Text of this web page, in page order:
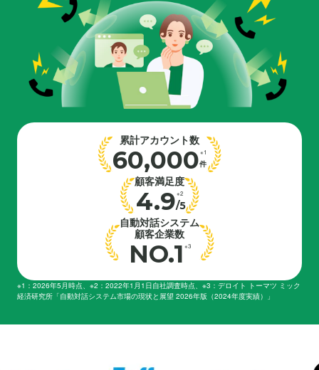
累計アカウント数
60,000件
※1
顧客満足度
4.9/5
※2
自動対話システム
顧客企業数
NO.1 ※3
※1：2026年5月時点、※2：2022年1月1日自社調査時点、※3：デロイト トーマツ ミック
経済研究所「自動対話システム市場の現状と展望 2026年版（2024年度実績）」